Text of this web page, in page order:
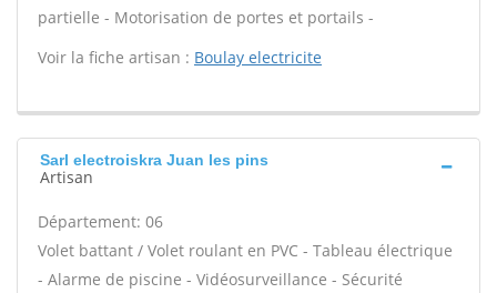
partielle - Motorisation de portes et portails -
Voir la fiche artisan : Boulay electricite
Sarl electroiskra Juan les pins
Artisan
Département: 06
Volet battant / Volet roulant en PVC - Tableau électrique
- Alarme de piscine - Vidéosurveillance - Sécurité